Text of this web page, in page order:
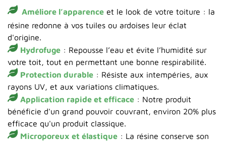
Améliore l’apparence et le look de votre toiture : la
résine redonne à vos tuiles ou ardoises leur éclat
d'origine.
Hydrofuge : Repousse l’eau et évite l’humidité sur
votre toit, tout en permettant une bonne respirabilité.
Protection durable : Résiste aux intempéries, aux
rayons UV, et aux variations climatiques.
Application rapide et efficace : Notre produit
bénéficie d'un grand pouvoir couvrant, environ 20% plus
efficace qu'un produit classique.
Microporeux et élastique : La résine conserve son